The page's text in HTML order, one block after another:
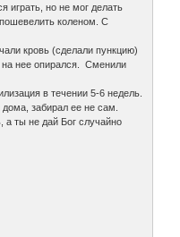
играть, но не мог делать
коленом. С
кровь (сделали пункцию)
на нее опирался. Сменили
в течении 5-6 недель.
забирал ее не сам.
а ты не дай Бог случайно